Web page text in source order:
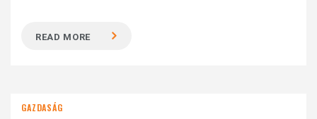
READ MORE
GAZDASÁG